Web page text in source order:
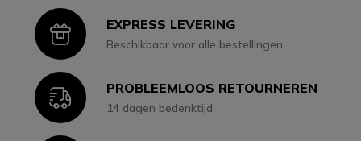
IconEXPRESS LEVERING
Beschikbaar voor alle bestellingen
IconPROBLEEMLOOS RETOURNEREN
14 dagen bedenktijd